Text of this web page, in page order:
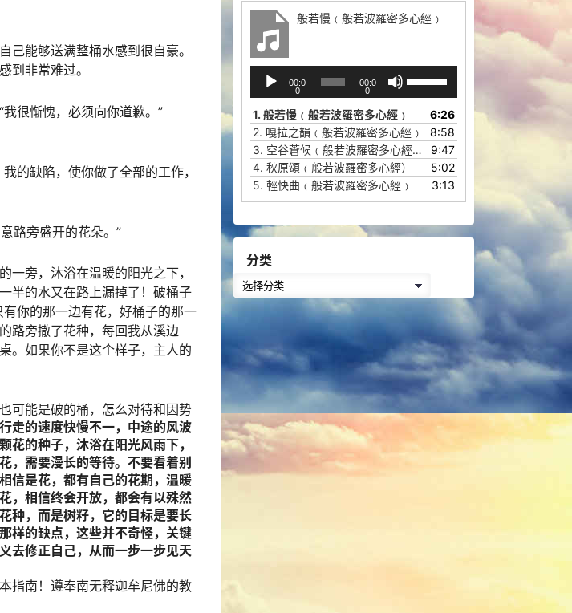
能够送满整桶水感到很自豪。
到非常难过。
很惭愧，必须向你道歉。”
的缺陷，使你做了全部的工作，
路旁盛开的花朵。”
旁，沐浴在温暖的阳光之下，
半的水又在路上漏掉了！破桶子
你的那一边有花，好桶子的那一
路旁撒了花种，每回我从溪边
。如果你不是这个样子，主人的
可能是破的桶，怎么对待和因势
走的速度快慢不一，中途的风波
花的种子，沐浴在阳光风雨下，
，需要漫长的等待。不要看着别
信是花，都有自己的花期，温暖
，相信终会开放，都会有以殊然
种，而是树籽，它的目标是要长
样的缺点，这些并不奇怪，关键
去修正自己，从而一步一步见天
指南！遵奉南无释迦牟尼佛的教
般若慢﹙般若波羅密多心經﹚
播
放
器
00:0
0
00:0
0
/
下
箭
头
键
增
高
1. 般若慢﹙般若波羅密多心經﹚
6:26
2. 嘎拉之韻﹙般若波羅密多心經﹚
8:58
3. 空谷蒼候﹙般若波羅密多心經﹚
9:47
4. 秋原頌﹙般若波羅密多心經）
5:02
5. 輕快曲﹙般若波羅密多心經﹚ 3:13
分类
分
类